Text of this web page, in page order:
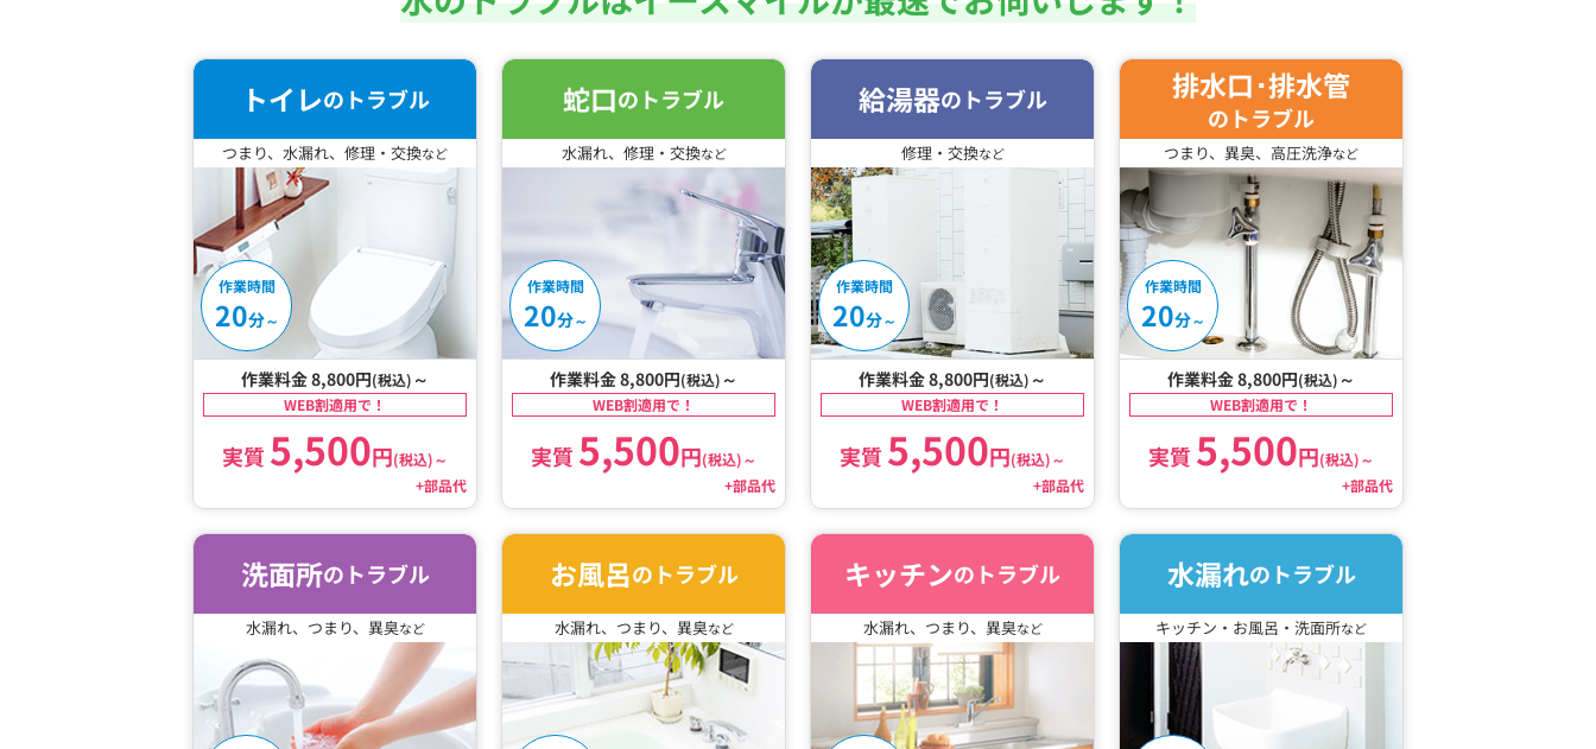
トイレのトラブル
つまり、水漏れ、修理・交換など
作業時間
20分～
作業料金 8,800円(税込) ～
WEB割適用で！
実質 5,500円(税込)～
+部品代
蛇口のトラブル
水漏れ、修理・交換など
作業時間
20分～
作業料金 8,800円(税込) ～
WEB割適用で！
実質 5,500円(税込)～
+部品代
給湯器のトラブル
修理・交換など
作業時間
20分～
作業料金 8,800円(税込) ～
WEB割適用で！
実質 5,500円(税込)～
+部品代
排水口･排水管
のトラブル
つまり、異臭、高圧洗浄など
作業時間
20分～
作業料金 8,800円(税込) ～
WEB割適用で！
実質 5,500円(税込)～
+部品代
洗面所のトラブル
水漏れ、つまり、異臭など
お風呂のトラブル
水漏れ、つまり、異臭など
キッチンのトラブル
水漏れ、つまり、異臭など
水漏れのトラブル
キッチン・お風呂・洗面所など